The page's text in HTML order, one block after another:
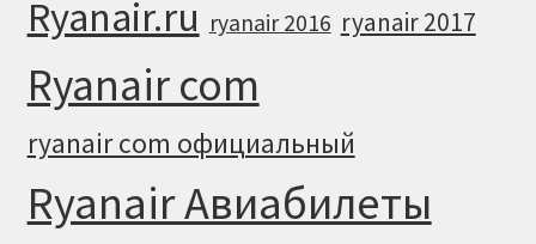
Ryanair.ru ryanair 2016 ryanair 2017
Ryanair com
ryanair com официальный
Ryanair Авиабилеты